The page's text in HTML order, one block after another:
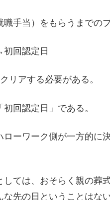
職手当）をもらうまでの
回認定日
リアする必要がある。
回認定日」である。
ローワーク側が一方的に
しては、おそらく親の葬
な先の日ということはな